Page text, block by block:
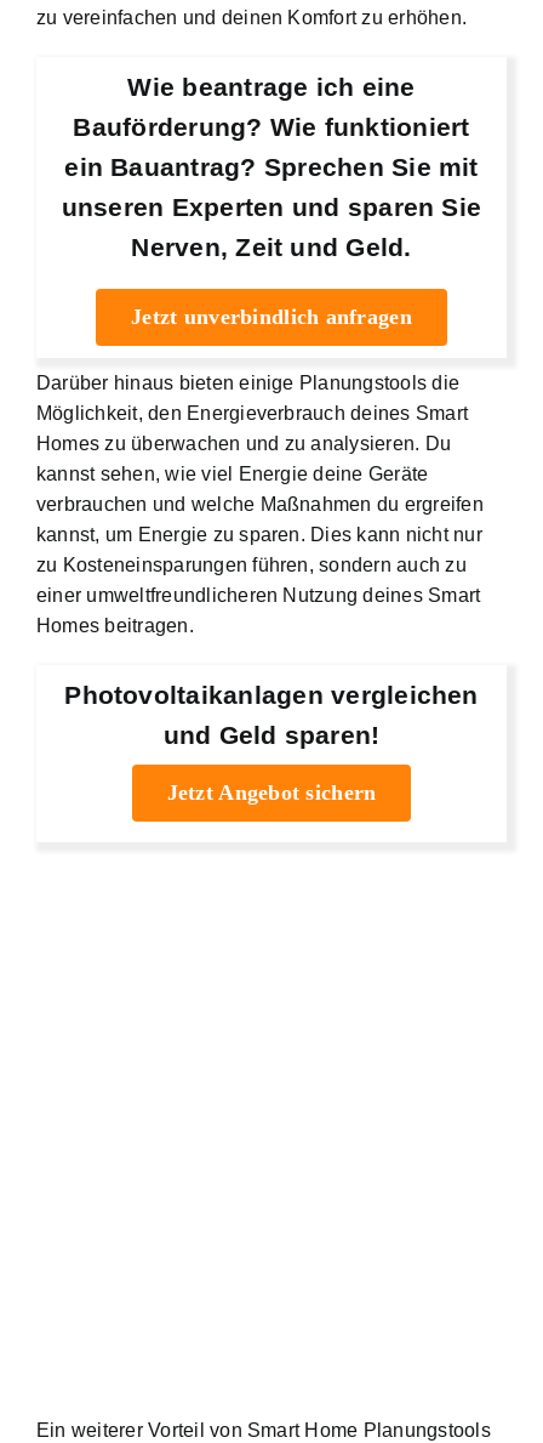
zu vereinfachen und deinen Komfort zu erhöhen.
Wie beantrage ich eine
Bauförderung? Wie funktioniert
ein Bauantrag? Sprechen Sie mit
unseren Experten und sparen Sie
Nerven, Zeit und Geld.
Jetzt unverbindlich anfragen
Darüber hinaus bieten einige Planungstools die
Möglichkeit, den Energieverbrauch deines Smart
Homes zu überwachen und zu analysieren. Du
kannst sehen, wie viel Energie deine Geräte
verbrauchen und welche Maßnahmen du ergreifen
kannst, um Energie zu sparen. Dies kann nicht nur
zu Kosteneinsparungen führen, sondern auch zu
einer umweltfreundlicheren Nutzung deines Smart
Homes beitragen.
Photovoltaikanlagen vergleichen
und Geld sparen!
Jetzt Angebot sichern
Ein weiterer Vorteil von Smart Home Planungstools